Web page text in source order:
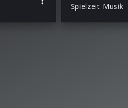
Spielzeit Musik